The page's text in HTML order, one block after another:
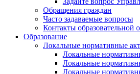
Обращения граждан
Часто задаваемые вопросы
Контакты образовательной
Образование
Локальные нормативные
Локальные
Локальные
Локальные